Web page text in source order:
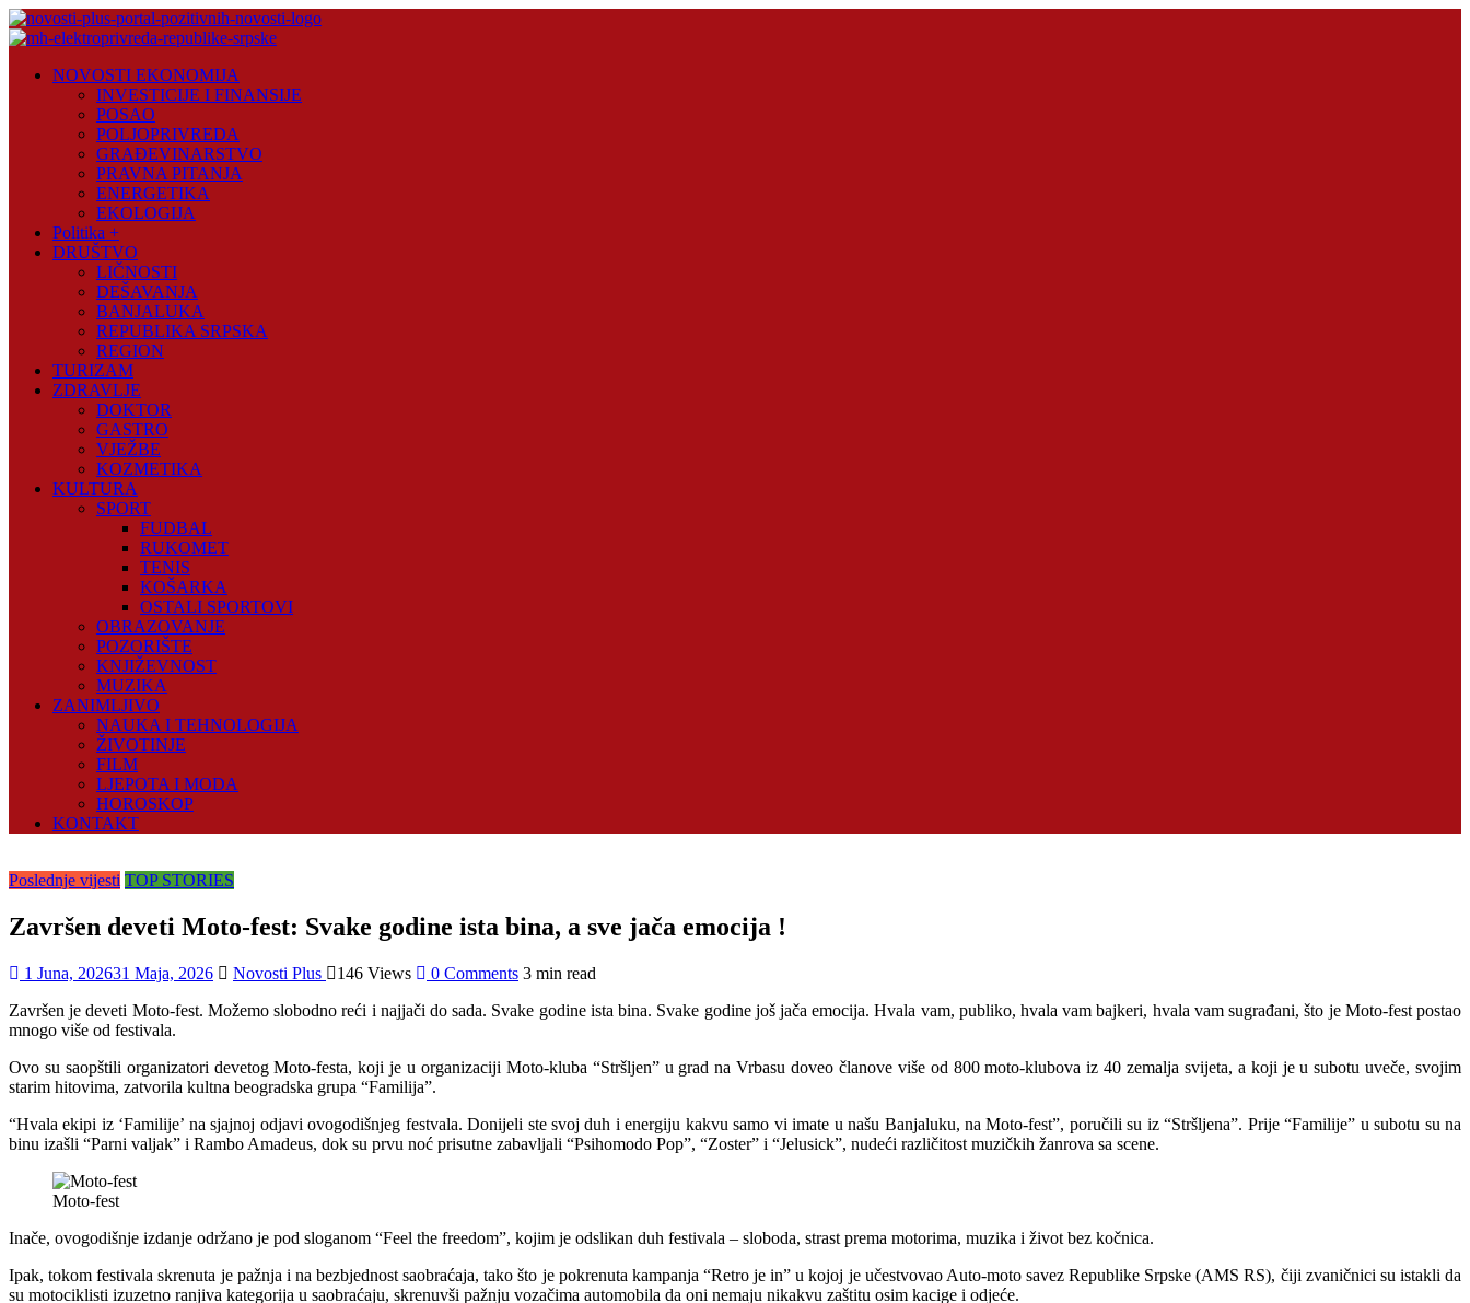
Skip
to
Plus
NOVOSTI EKONOMIJA
INVESTICIJE I FINANSIJE
POSAO
POLJOPRIVREDA
GRAĐEVINARSTVO
PRAVNA PITANJA
ENERGETIKA
EKOLOGIJA
Politika +
DRUŠTVO
LIČNOSTI
DEŠAVANJA
BANJALUKA
REPUBLIKA SRPSKA
REGION
TURIZAM
ZDRAVLJE
DOKTOR
GASTRO
VJEŽBE
KOZMETIKA
KULTURA
SPORT
FUDBAL
RUKOMET
TENIS
KOŠARKA
OSTALI SPORTOVI
OBRAZOVANJE
POZORIŠTE
KNJIŽEVNOST
MUZIKA
ZANIMLJIVO
NAUKA I TEHNOLOGIJA
ŽIVOTINJE
FILM
LJEPOTA I MODA
HOROSKOP
KONTAKT
Poslednje vijesti TOP STORIES
Završen deveti Moto-fest: Svake godine ista bina, a sve jača emocija !
1 Juna, 202631 Maja, 2026 Novosti Plus 146 Views 0 Comments 3 min read
Završen je deveti Moto-fest. Možemo slobodno reći i najjači do sada. Svake godine ista bina. Svake godine još jača emocija. Hvala vam, publiko, hvala vam bajkeri, hvala vam sugrađani, što je Moto-fest postao
mnogo više od festivala.
Ovo su saopštili organizatori devetog Moto-festa, koji je u organizaciji Moto-kluba “Stršljen” u grad na Vrbasu doveo članove više od 800 moto-klubova iz 40 zemalja svijeta, a koji je u subotu uveče, svojim
starim hitovima, zatvorila kultna beogradska grupa “Familija”.
“Hvala ekipi iz ‘Familije’ na sjajnoj odjavi ovogodišnjeg festvala. Donijeli ste svoj duh i energiju kakvu samo vi imate u našu Banjaluku, na Moto-fest”, poručili su iz “Stršljena”. Prije “Familije” u subotu su na
binu izašli “Parni valjak” i Rambo Amadeus, dok su prvu noć prisutne zabavljali “Psihomodo Pop”, “Zoster” i “Jelusick”, nudeći različitost muzičkih žanrova sa scene.
Moto-fest
Inače, ovogodišnje izdanje održano je pod sloganom “Feel the freedom”, kojim je odslikan duh festivala – sloboda, strast prema motorima, muzika i život bez kočnica.
Ipak, tokom festivala skrenuta je pažnja i na bezbjednost saobraćaja, tako što je pokrenuta kampanja “Retro je in” u kojoj je učestvovao Auto-moto savez Republike Srpske (AMS RS), čiji zvaničnici su istakli da
su motociklisti izuzetno ranjiva kategorija u saobraćaju, skrenuvši pažnju vozačima automobila da oni nemaju nikakvu zaštitu osim kacige i odjeće.